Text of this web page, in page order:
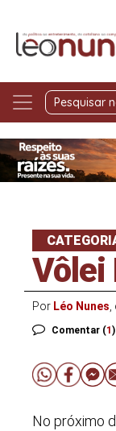
Vôlei
Por Léo Nunes
Comentar (1)
No próximo